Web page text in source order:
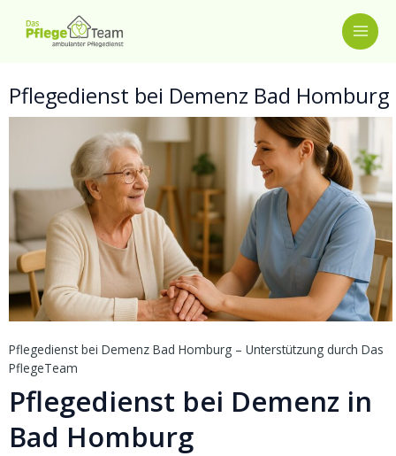
Inhalt
Pflegedienst bei Demenz Bad Homburg
Pflegedienst bei Demenz Bad Homburg – Unterstützung durch Das
PflegeTeam
Pflegedienst bei Demenz in
Bad Homburg